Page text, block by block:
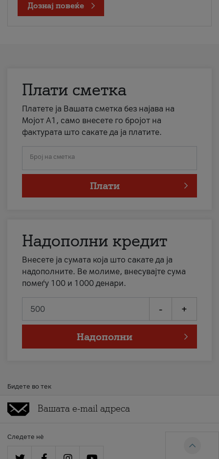
Дознај повеќе
Плати сметка
Платете ја Вашата сметка без најава на
Мојот А1, само внесете го бројот на
фактурата што сакате да ја платите.
Број на сметка
Плати
Надополни кредит
Внесете ја сумата која што сакате да ја
надополните. Ве молиме, внесувајте сума
помеѓу 100 и 1000 денари.
- +
Надополни
Бидете во тек
Следете нè